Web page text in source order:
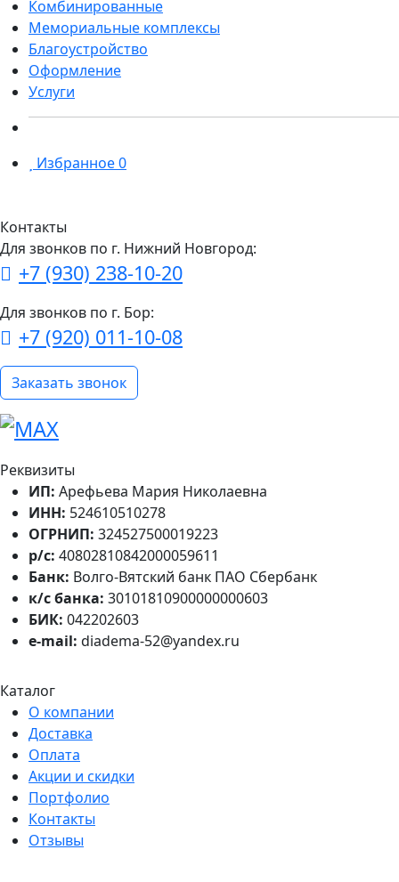
Комбинированные
Мемориальные комплексы
Благоустройство
Оформление
Услуги
Избранное0
Контакты
Для звонков по г. Нижний Новгород:
+7 (930) 238-10-20
Для звонков по г. Бор:
+7 (920) 011-10-08
Заказать звонок
Реквизиты
ИП: Арефьева Мария Николаевна
ИНН: 524610510278
ОГРНИП: 324527500019223
р/с: 40802810842000059611
Банк: Волго-Вятский банк ПАО Сбербанк
к/с банка: 30101810900000000603
БИК: 042202603
e-mail: diadema-52@yandex.ru
Каталог
О компании
Доставка
Оплата
Акции и скидки
Портфолио
Контакты
Отзывы